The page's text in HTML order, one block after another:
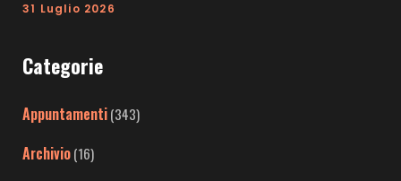
31 Luglio 2026
Categorie
Appuntamenti(343)
Archivio(16)